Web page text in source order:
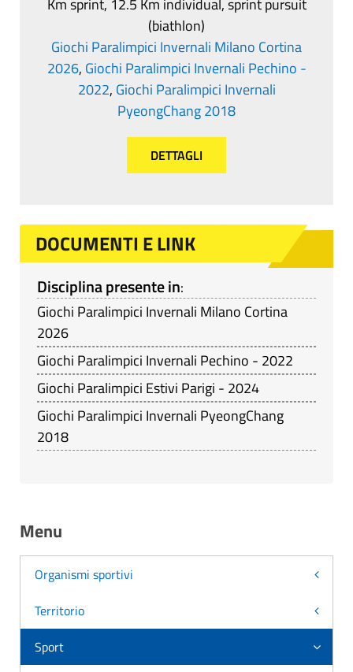
Km sprint, 12.5 Km individual, sprint pursuit
(biathlon)
Giochi Paralimpici Invernali Milano Cortina
2026, Giochi Paralimpici Invernali Pechino -
2022, Giochi Paralimpici Invernali
PyeongChang 2018
DETTAGLI
DOCUMENTI E LINK
Disciplina presente in:
Giochi Paralimpici Invernali Milano Cortina
2026
Giochi Paralimpici Invernali Pechino - 2022
Giochi Paralimpici Estivi Parigi - 2024
Giochi Paralimpici Invernali PyeongChang
2018
Menu
Organismi sportivi
Territorio
Sport